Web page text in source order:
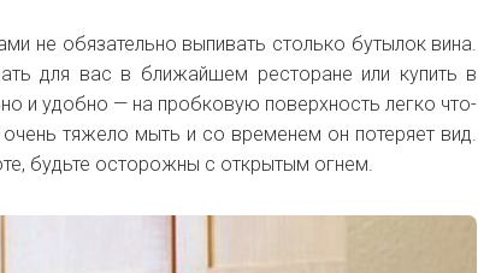
не обязательно выпивать столько бутылок вина.
для вас в ближайшем ресторане или купить в
и удобно — на пробковую поверхность легко что-
тяжело мыть и со временем он потеряет вид.
будьте осторожны с открытым огнем.